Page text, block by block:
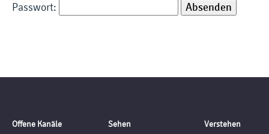
Passwort:
Offene Kanäle
Sehen
Verstehen